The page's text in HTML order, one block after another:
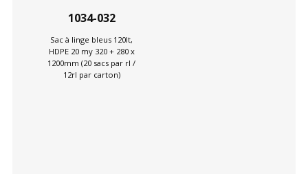
1034-032
Sac à linge bleus 120lt,
HDPE 20 my 320 + 280 x
1200mm (20 sacs par rl /
12rl par carton)